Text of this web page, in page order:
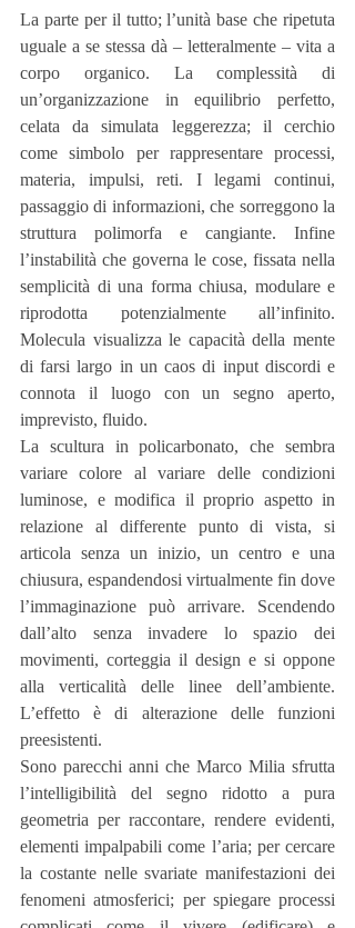
La parte per il tutto; l’unità base che ripetuta
uguale a se stessa dà – letteralmente – vita a
corpo organico. La complessità di
un’organizzazione in equilibrio perfetto,
celata da simulata leggerezza; il cerchio
come simbolo per rappresentare processi,
materia, impulsi, reti. I legami continui,
passaggio di informazioni, che sorreggono la
struttura polimorfa e cangiante. Infine
l’instabilità che governa le cose, fissata nella
semplicità di una forma chiusa, modulare e
riprodotta potenzialmente all’infinito.
Molecula visualizza le capacità della mente
di farsi largo in un caos di input discordi e
connota il luogo con un segno aperto,
imprevisto, fluido.
La scultura in policarbonato, che sembra
variare colore al variare delle condizioni
luminose, e modifica il proprio aspetto in
relazione al differente punto di vista, si
articola senza un inizio, un centro e una
chiusura, espandendosi virtualmente fin dove
l’immaginazione può arrivare. Scendendo
dall’alto senza invadere lo spazio dei
movimenti, corteggia il design e si oppone
alla verticalità delle linee dell’ambiente.
L’effetto è di alterazione delle funzioni
preesistenti.
Sono parecchi anni che Marco Milia sfrutta
l’intelligibilità del segno ridotto a pura
geometria per raccontare, rendere evidenti,
elementi impalpabili come l’aria; per cercare
la costante nelle svariate manifestazioni dei
fenomeni atmosferici; per spiegare processi